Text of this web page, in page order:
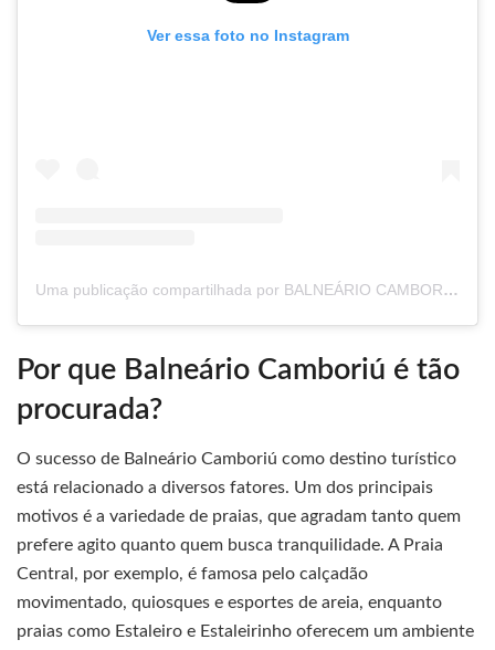
Ver essa foto no Instagram
Uma publicação compartilhada por BALNEÁRIO CAMBORIÚ – SC 🇧🇷 (@balneariocamboriusc)
Por que Balneário Camboriú é tão
procurada?
O sucesso de Balneário Camboriú como destino turístico
está relacionado a diversos fatores. Um dos principais
motivos é a variedade de praias, que agradam tanto quem
prefere agito quanto quem busca tranquilidade. A Praia
Central, por exemplo, é famosa pelo calçadão
movimentado, quiosques e esportes de areia, enquanto
praias como Estaleiro e Estaleirinho oferecem um ambiente